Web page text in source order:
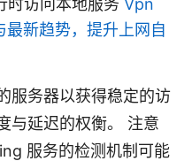
新趋势，提升上网自
服务器以获得稳定的访
与延迟的权衡。 注意
服务的检测机制可能